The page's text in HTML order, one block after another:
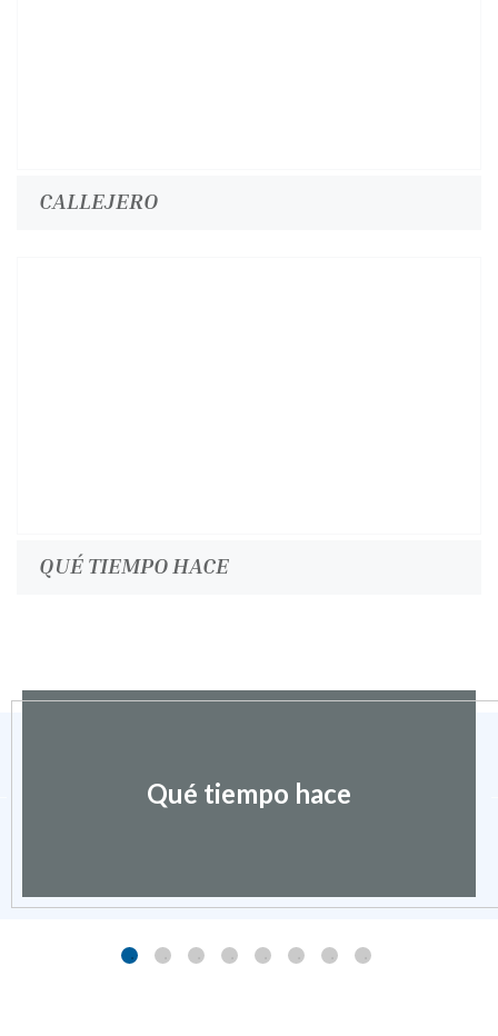
CALLEJERO
QUÉ TIEMPO HACE
Qué tiempo hace